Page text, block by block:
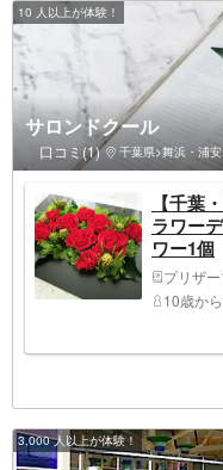
10 人以上が体験！
サロンドクール
口コミ(1) 千葉県>舞浜・浦
【千葉
ラワー
ワー1個
プリザ
10歳から
3,000 人以上が体験！